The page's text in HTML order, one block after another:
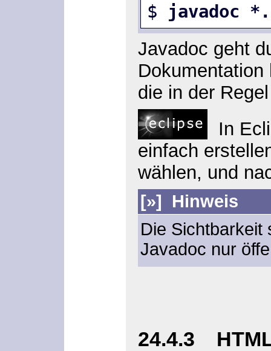
$ javadoc
Javadoc geht
die in der
In
einfach
wählen, und
[»] Hinweis
Die Sichtbarkeit
Javadoc nur
24.4.3